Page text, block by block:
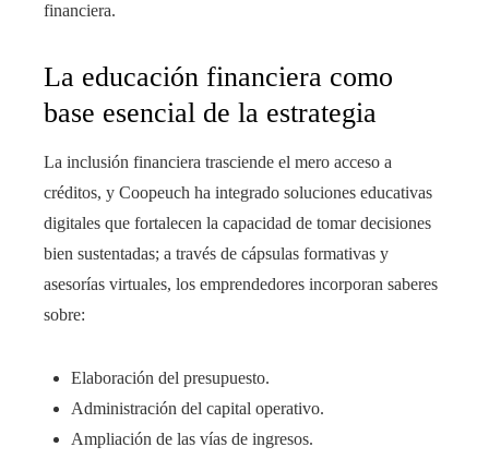
financiera.
La educación financiera como
base esencial de la estrategia
La inclusión financiera trasciende el mero acceso a
créditos, y Coopeuch ha integrado soluciones educativas
digitales que fortalecen la capacidad de tomar decisiones
bien sustentadas; a través de cápsulas formativas y
asesorías virtuales, los emprendedores incorporan saberes
sobre:
Elaboración del presupuesto.
Administración del capital operativo.
Ampliación de las vías de ingresos.